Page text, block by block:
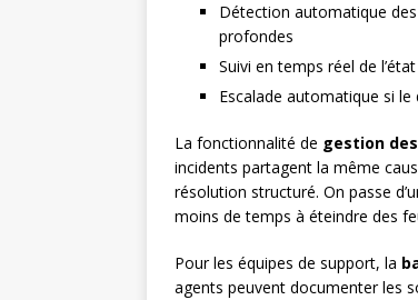
Détection automatique
profondes
Suivi en temps réel de
Escalade automatique si
La fonctionnalité de gestion
incidents partagent la même
résolution structuré. On passe
moins de temps à éteindre des
Pour les équipes de support, la
agents peuvent documenter les